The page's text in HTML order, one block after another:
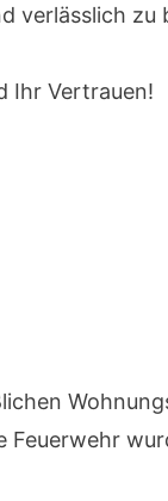
verlässlich zu
Ihr Vertrauen!
Feuerwehr